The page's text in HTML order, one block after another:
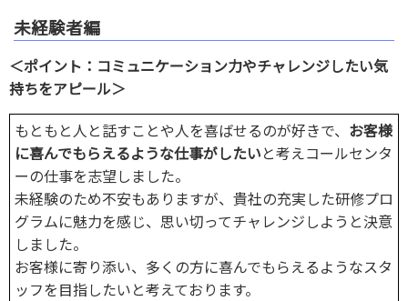
未経験者編
＜ポイント：コミュニケーション力やチャレンジしたい気
持ちをアピール＞
もともと人と話すことや人を喜ばせるのが好きで、 お客様
に喜んでもらえるような仕事がしたいと考えコールセンタ
ーの仕事を志望しました。
未経験のため不安もありますが、貴社の充実した研修プロ
グラムに魅力を感じ、思い切ってチャレンジしようと決意
しました。
お客様に寄り添い、多くの方に喜んでもらえるようなスタ
ッフを目指したいと考えております。